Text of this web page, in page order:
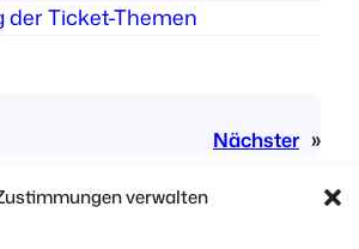
verwalten
Ticket-Themen
Nächster »